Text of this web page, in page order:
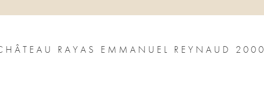
RAYAS EMMANUEL REYNAUD 2000